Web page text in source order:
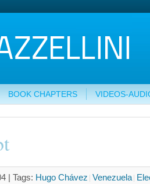
BOOK CHAPTERS VIDEOS-
| Tags: Hugo Chávez Venezuela